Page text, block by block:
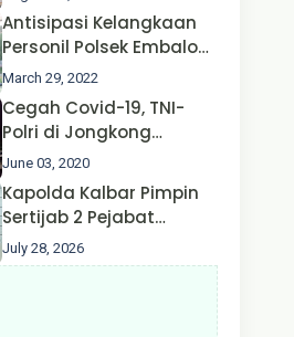
Oleh Satgas Ops Aman
Nusa II Polda Kalbar*
Antisipasi Kelangkaan
Personil Polsek Embaloh
Hulu Gencar Lakukan
Pengecekan Oksigen
March 29, 2022
Cegah Covid-19, TNI-
Polri di Jongkong
Himbau Masyarakat
Jangan Kumpul Hinga
Larut Malam.
June 03, 2020
Kapolda Kalbar Pimpin
Sertijab 2 Pejabat
Utama dan 7 Kapolres,
AKBP Wisnu Perdana
July 28, 2026